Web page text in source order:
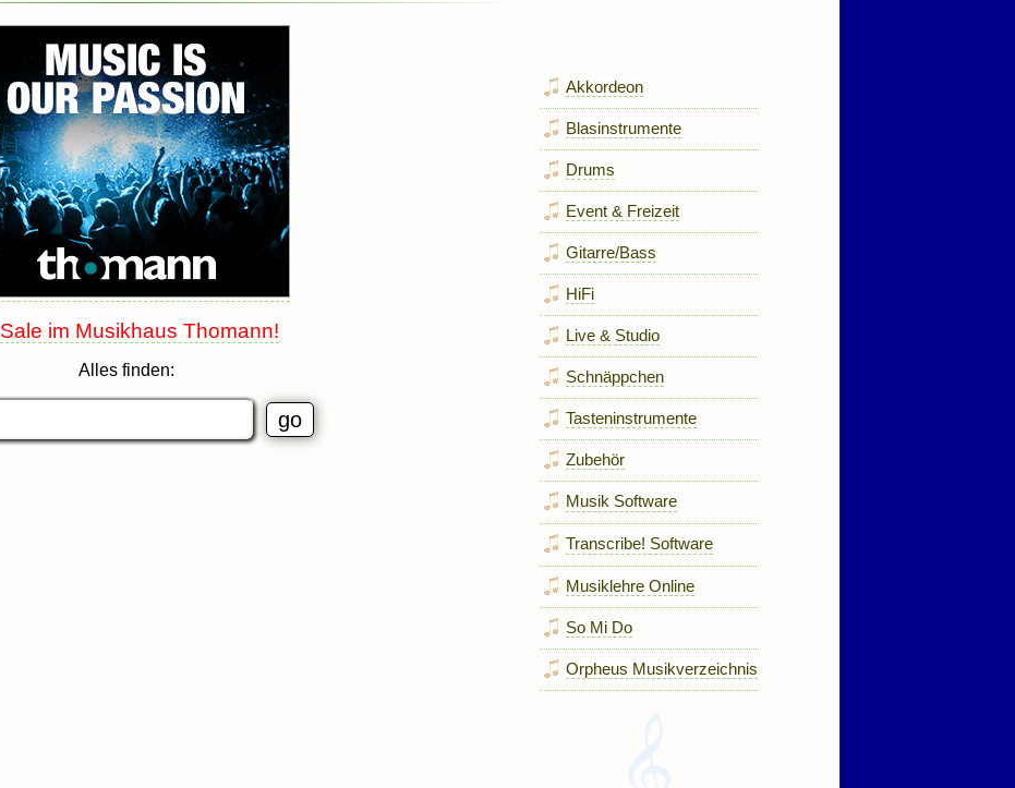
Sale im Musikhaus Thomann!
Alles finden:
Akkordeon
Blasinstrumente
Drums
Event & Freizeit
Gitarre/Bass
HiFi
Live & Studio
Schnäppchen
Tasteninstrumente
Zubehör
Musik Software
Transcribe! Software
Musiklehre Online
So Mi Do
Orpheus Musikverzeichnis